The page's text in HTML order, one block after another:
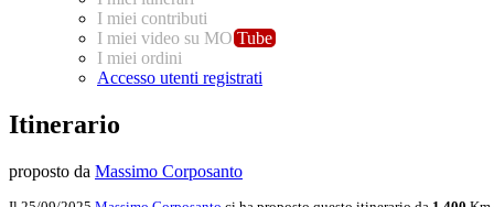
I miei contributi
I miei video su MO Tube
I miei ordini
Accesso utenti registrati
Itinerario
proposto da Massimo Corposanto